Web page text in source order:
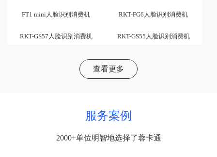
FT1 mini人脸识别消费机 RKT-FG6人脸识别消费机
RKT-GS57人脸识别消费机 RKT-GS55人脸识别消费机
查看更多
服务案例
2000+单位明智地选择了蓉卡通